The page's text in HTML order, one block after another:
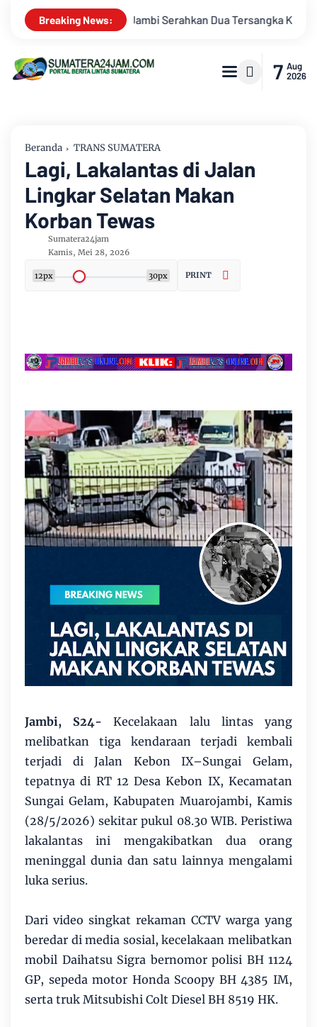
Breaking News:
Pengadaan Tanah Akses Pelabuhan Ujung Jabung Ke
7 Aug
2026
Beranda TRANS SUMATERA
Lagi, Lakalantas di Jalan
Lingkar Selatan Makan
Korban Tewas
Sumatera24jam
Kamis, Mei 28, 2026
12px 30px PRINT
Jambi, S24- Kecelakaan lalu lintas yang
melibatkan tiga kendaraan terjadi kembali
terjadi di Jalan Kebon IX–Sungai Gelam,
tepatnya di RT 12 Desa Kebon IX, Kecamatan
Sungai Gelam, Kabupaten Muarojambi, Kamis
(28/5/2026) sekitar pukul 08.30 WIB. Peristiwa
lakalantas ini mengakibatkan dua orang
meninggal dunia dan satu lainnya mengalami
luka serius.
Dari video singkat rekaman CCTV warga yang
beredar di media sosial, kecelakaan melibatkan
mobil Daihatsu Sigra bernomor polisi BH 1124
GP, sepeda motor Honda Scoopy BH 4385 IM,
serta truk Mitsubishi Colt Diesel BH 8519 HK.